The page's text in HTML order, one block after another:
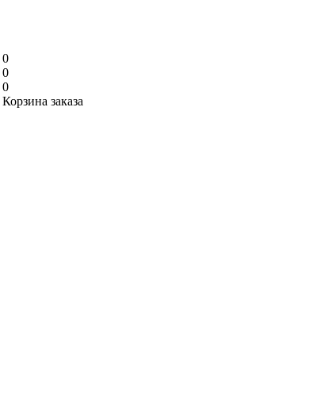
0
0
0
Корзина заказа